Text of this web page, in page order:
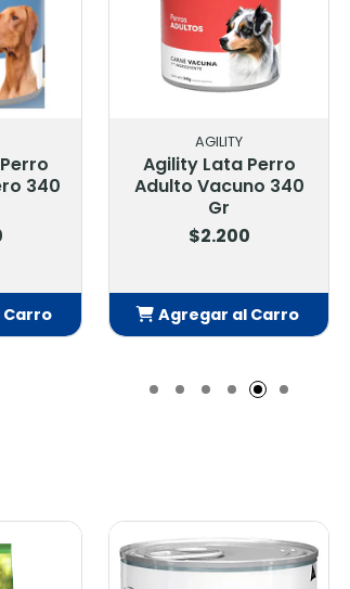
340
AGILITY
Agility Lata Perro
Adulto Vacuno 340
Gr
$2.200
Agregar al Carro